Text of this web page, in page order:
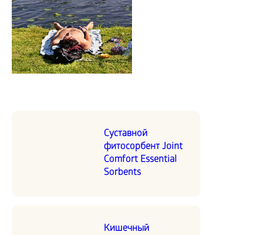
Суставной
фитосорбент Joint
Comfort Essential
Sorbents
Кишечный